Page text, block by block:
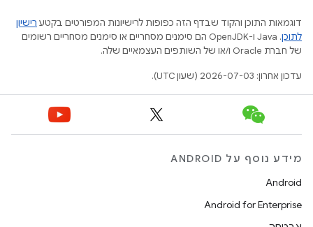
דוגמאות התוכן והקוד שבדף הזה כפופות לרישיונות המפורטים בקטע רישיון
לתוכן
.‏ Java ו-OpenJDK הם סימנים מסחריים או סימנים מסחריים רשומים
של חברת Oracle ו/או של השותפים העצמאיים שלה.
עדכון אחרון: 2026-07-03 (שעון UTC).
מידע נוסף על ANDROID
Android
Android for Enterprise